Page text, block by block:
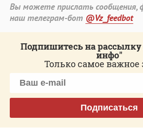
Вы можете прислать сообщения,
наш телеграм-бот @Vz_feedbot
Подпишитесь на
инфо"
Только самое важное
Подписаться